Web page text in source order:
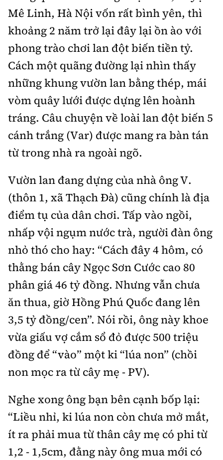
Nhà thầu
Mời thầu - Đấu thầu
Thi viết về GTVT
Gương sáng giao thông
Âm nhạc
Hậu trường sao
360 độ thể thao
Sản phẩm mới
Tư vấn
Thế giới
Thời sự Quốc tế
Hồ sơ tài liệu
Thế giới giao thông
Thế giới xây dựng
Đi ++
Du lịch
Khám phá
Lối sống
Ẩm thực
Video
Thời sự
Khám phá
Camera giao thông
Câu chuyện giao thông
Giải trí - Thể thao
Cơ quan chủ quản: Bộ Xây dựng
Giấy phép số: 03/GP-BVHTTDL, cấp ngày 1/4/2025.
Tòa soạn: Số 2 Nguyễn Công Hoan, phường Giảng Võ,
Hà Nội.
Tổng biên tập: Nguyễn Thị Hồng Nga
Phó Tổng biên tập:Nguyễn Sơn Tùng,
Nguyễn Đức Thắng, La Đức Hùng
Hotline:
0901 514 799
Quảng cáo và Phát hành:
0915 057 282
bandoc@baoxaydung.vn
Cấm sao chép dưới mọi hình thức nếu không có sự
chấp thuận bằng văn bản.
Thông tin tòa
soạn
Mê Linh, Hà Nội vốn rất bình yên, thì
khoảng 2 năm trở lại đây lại ồn ào với
phong trào chơi lan đột biến tiền tỷ.
Cách một quãng đường lại nhìn thấy
những khung vườn lan bằng thép, mái
vòm quây lưới được dựng lên hoành
tráng. Câu chuyện về loài lan đột biến 5
cánh trắng (Var) được mang ra bàn tán
từ trong nhà ra ngoài ngõ.
Vườn lan đang dựng của nhà ông V.
(thôn 1, xã Thạch Đà) cũng chính là địa
điểm tụ của dân chơi. Tấp vào ngồi,
nhấp vội ngụm nước trà, người đàn ông
nhỏ thó cho hay: “Cách đây 4 hôm, có
thằng bán cây Ngọc Sơn Cước cao 80
phân giá 46 tỷ đồng. Nhưng vẫn chưa
ăn thua, giờ Hồng Phú Quốc đang lên
3,5 tỷ đồng/cen”. Nói rồi, ông này khoe
vừa giấu vợ cắm sổ đỏ được 500 triệu
đồng để “vào” một ki “lúa non” (chồi
non mọc ra từ cây mẹ - PV).
Nghe xong ông bạn bên cạnh bốp lại:
“Liều nhỉ, ki lúa non còn chưa mở mắt,
ít ra phải mua từ thân cây mẹ có phi từ
1,2 - 1,5cm, đằng này ông mua mới có